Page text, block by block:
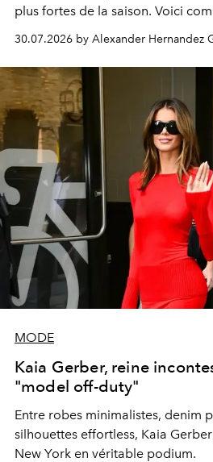
plus fortes de la saison. Voici
30.07.2026 by Alexander Hernandez
MODE
Kaia Gerber, reine
"model off-duty"
Entre robes minimalistes, denim
silhouettes effortless, Kaia
New York en véritable podium.